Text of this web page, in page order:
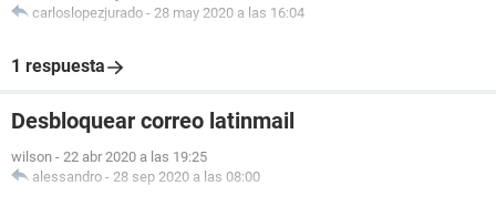
carloslopezjurado - 28 may 2020 a las 16:04
1 respuesta
Desbloquear correo latinmail
wilson - 22 abr 2020 a las 19:25
alessandro - 28 sep 2020 a las 08:00